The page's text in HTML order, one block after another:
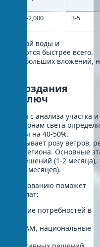
800-2,000 3-5
дождевой воды и
окупаются быстрее всего.
больших вложений,
создания
под ключ
с анализа участка и
сторонам света
на 40-50%.
учитывает розу ветров,
региона. Основные
разрешений (1-2 месяца),
(6-12 месяцев).
планированию поможет
переплат:
потребностей в
BREEAM, национальные